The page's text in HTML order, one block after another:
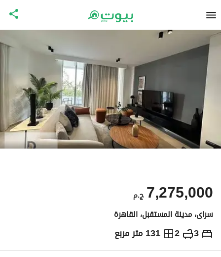
ج.م 7,275,000
سراى، مدينة المستقبل، القاهرة
3
2 131 متر مربع ج.م7,275,000